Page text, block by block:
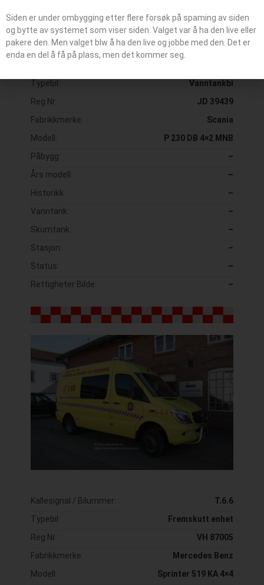
Typebil:
Vanntankbi
Reg Nr:
JD 39439
Fabrikkmerke:
Scania
Modell:
P 230 DB 4×2 MNB
Påbygg:
–
Års modell:
–
Historikk:
–
Vanntank:
–
Skumtank:
–
Stasjon:
–
Status:
–
Rettigheter Bilde:
–
Kallesignal / Bilummer:
T.6.6
Typebil:
Fremskutt enhet
Reg Nr:
VH 87005
Fabrikkmerke:
Mercedes Benz
Modell:
Sprinter 519 KA 4×4
Siden er under ombygging etter flere forsøk på spaming av siden
og bytte av systemet som viser siden. Valget var å ha den live eller
pakere den. Men valget blw å ha den live og jobbe med den. Det er
enda en del å få på plass, men det kommer seg.